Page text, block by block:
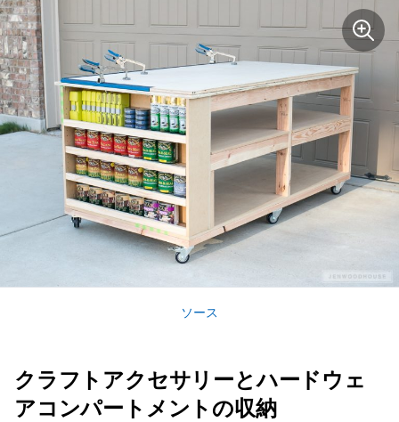
ソース
クラフトアクセサリーとハードウェ
アコンパートメントの収納